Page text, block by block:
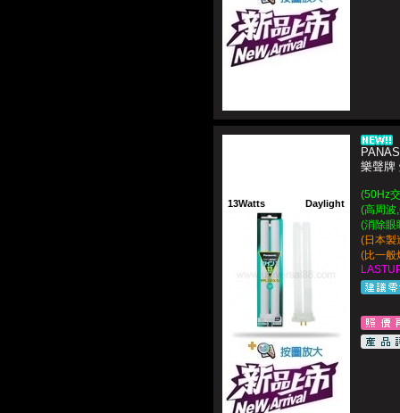
13Watts Daylight
樂聲牌
(50Hz
(高周波
(消除眼
(日本製
(比一般